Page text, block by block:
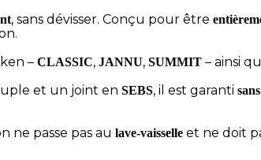
, sans dévisser. Conçu pour être
– CLASSIC, JANNU, SUMMIT – ainsi
et un joint en SEBS, il est garanti
ne passe pas au lave-vaisselle et ne doit